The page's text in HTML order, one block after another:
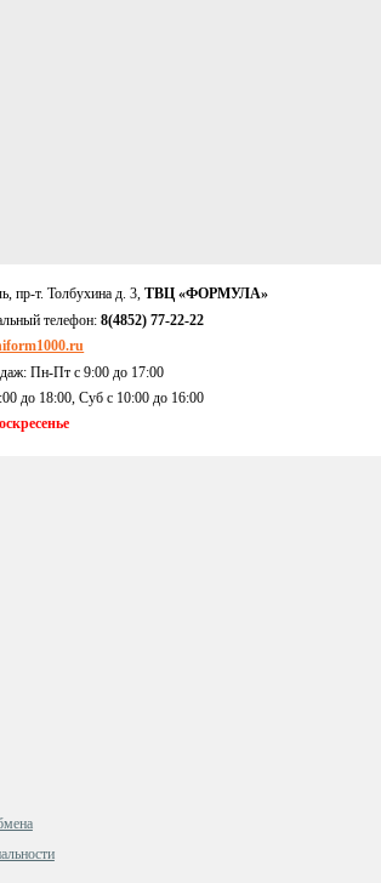
пр-т. Толбухина д. 3,ТВЦ «ФОРМУЛА»
телефон:8(4852) 77-22-22
Пн-Пт с 9:00 до 17:00
до 18:00, Суб c 10:00 до 16:00